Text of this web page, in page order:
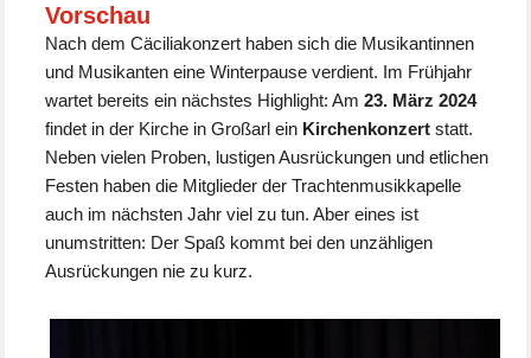
Vorschau
Nach dem Cäciliakonzert haben sich die Musikantinnen
und Musikanten eine Winterpause verdient. Im Frühjahr
wartet bereits ein nächstes Highlight: Am23. März 2024
findet in der Kirche in Großarl ein Kirchenkonzert statt.
Neben vielen Proben, lustigen Ausrückungen und etlichen
Festen haben die Mitglieder der Trachtenmusikkapelle
auch im nächsten Jahr viel zu tun. Aber eines ist
unumstritten: Der Spaß kommt bei den unzähligen
Ausrückungen nie zu kurz.